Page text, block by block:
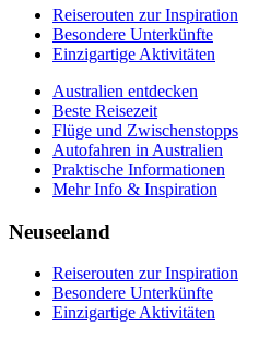
Reiserouten zur Inspiration
Besondere Unterkünfte
Einzigartige Aktivitäten
Australien entdecken
Beste Reisezeit
Flüge und Zwischenstopps
Autofahren in Australien
Praktische Informationen
Mehr Info & Inspiration
Neuseeland
Reiserouten zur Inspiration
Besondere Unterkünfte
Einzigartige Aktivitäten